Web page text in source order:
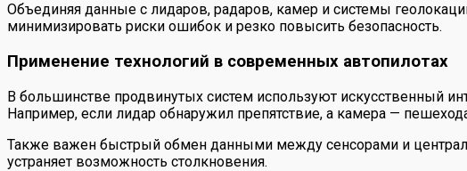
Объединяя данные с лидаров, радаров, камер и системы
минимизировать риски ошибок и резко повысить безопасность.
Применение технологий в современных автопилотах
В большинстве продвинутых систем используют искусственный
Например, если лидар обнаружил препятствие, а камера —
Также важен быстрый обмен данными между сенсорами и
устраняет возможность столкновения.